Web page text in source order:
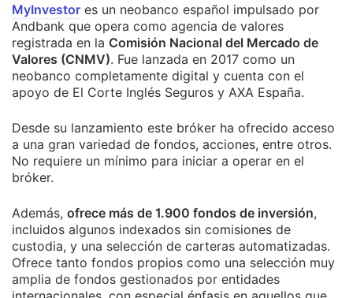
MyInvestor es un neobanco español impulsado por
Andbank que opera como agencia de valores
registrada en la Comisión Nacional del Mercado de
Valores (CNMV). Fue lanzada en 2017 como un
neobanco completamente digital y cuenta con el
apoyo de El Corte Inglés Seguros y AXA España.
Desde su lanzamiento este bróker ha ofrecido acceso
a una gran variedad de fondos, acciones, entre otros.
No requiere un mínimo para iniciar a operar en el
bróker.
Además, ofrece más de 1.900 fondos de inversión,
incluidos algunos indexados sin comisiones de
custodia, y una selección de carteras automatizadas.
Ofrece tanto fondos propios como una selección muy
amplia de fondos gestionados por entidades